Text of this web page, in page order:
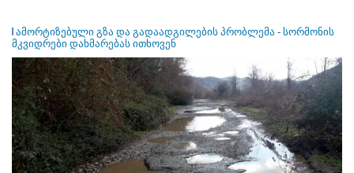
ამორტიზებული გზა და გადაადგილების პრობლემა - სორმონის
მკვიდრები დახმარებას ითხოვენ